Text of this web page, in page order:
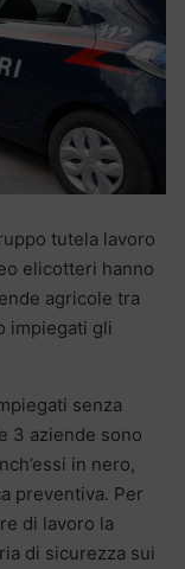
tutela lavoro
elicotteri hanno
agricole tra
impiegati gli
senza
3 aziende sono
in nero,
preventiva. Per
di lavoro la
di sicurezza sui